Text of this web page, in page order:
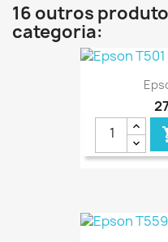
16 outros
categoria: